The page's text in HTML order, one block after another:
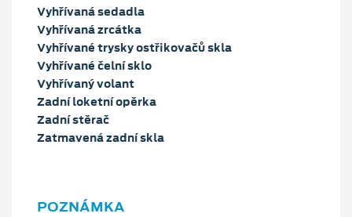
Vyhřívaná sedadla
Vyhřívaná zrcátka
Vyhřívané trysky ostřikovačů skla
Vyhřívané čelní sklo
Vyhřívaný volant
Zadní loketní opěrka
Zadní stěrač
Zatmavená zadní skla
POZNÁMKA